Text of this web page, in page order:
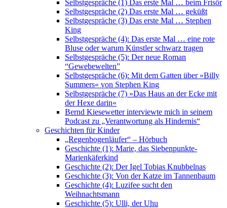
Selbstgespräche (1) Das erste Mal … beim Frisör
Selbstgespräche (2) Das erste Mal … geküßt
Selbstgespräche (3) Das erste Mal … Stephen
King
Selbstgespräche (4): Das erste Mal … eine rote
Bluse oder warum Künstler schwarz tragen
Selbstgespräche (5): Der neue Roman
“Gewebewelten”
Selbstgespräche (6): Mit dem Gatten über »Billy
Summers« von Stephen King
Selbstgespräche (7) »Das Haus an der Ecke mit
der Hexe darin«
Bernd Kiesewetter interviewte mich in seinem
Podcast zu „Verantwortung als Hindernis“
Geschichten für Kinder
„Regenbogenläufer“ – Hörbuch
Geschichte (1): Marie, das Siebenpunkte-
Marienkäferkind
Geschichte (2): Der Igel Tobias Knubbelnas
Geschichte (3): Von der Katze im Tannenbaum
Geschichte (4): Luzifee sucht den
Weihnachtsmann
Geschichte (5): Ulli, der Uhu